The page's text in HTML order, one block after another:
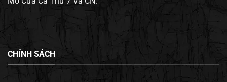
CHÍNH SÁCH